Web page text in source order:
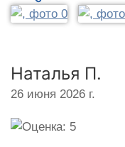
Наталья П.
26 июня 2026 г.